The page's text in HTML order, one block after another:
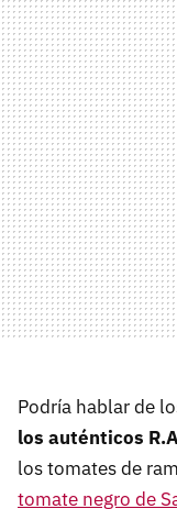
Podría hablar de
los auténticos
los tomates de
tomate negro de